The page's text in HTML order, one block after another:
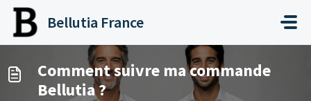
Passer au contenu principal
Bellutia France
Comment suivre ma commande
Bellutia ?